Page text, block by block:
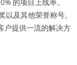
的项目上线率。
及其他荣誉称号。
户提供一流的解决方